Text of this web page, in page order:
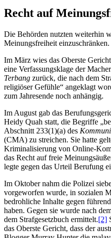
Recht auf
Die Behörden nutzten weiterhin
Meinungsfreiheit einzuschränken.
Im März wies das Oberste
eine Verfassungsklage der
Terbang zurück, die nach dem
religiöser Gefühle“ angeklagt
zum Jahresende noch anhängig.
Im August gab das
Heidy Quah statt, die Begriffe
Abschnitt 233(1)(a) des
(CMA) zu streichen. Sie hatte
Kriminalisierung von Online-
das Recht auf freie
legte gegen das Urteil Berufung
Im Oktober nahm die Polizei
vorgeworfen wurde, in sozialen
bedrohliche Inhalte gegen
haben. Gegen sie wurde nach
dem Strafgesetzbuch ermittelt.[2]
das Oberste Gericht, dass der